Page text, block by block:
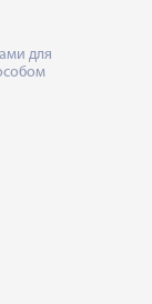
для